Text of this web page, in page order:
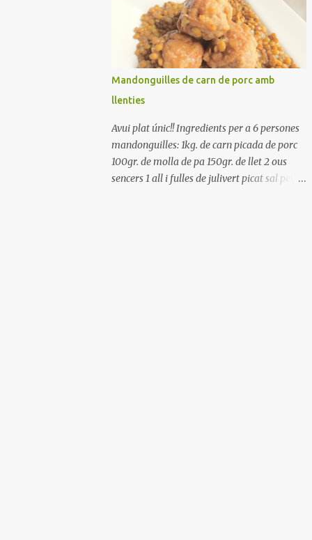
Renteu els pebrots i talleu-los a trossets.
Renteu les tomates i talleu-les a octaus.
Talleu les olives a rodanxes. Una hora abans
de portar a la taula, poseu els cigrons, ben
escorreguts, en un bol, amb la resta
d'ingredients: les tomates, el pebrot, la ceba,
(escorreguda), les olives i la tonyina
esmicolada. Amaniu amb sal i oli... bon
profit!!
Mandonguilles de carn de porc amb
llenties
Avui plat únic!! Ingredients per a 6 persones
mandonguilles: 1kg. de carn picada de porc
100gr. de molla de pa 150gr. de llet 2 ous
sencers 1 all i fulles de julivert picat sal pebre